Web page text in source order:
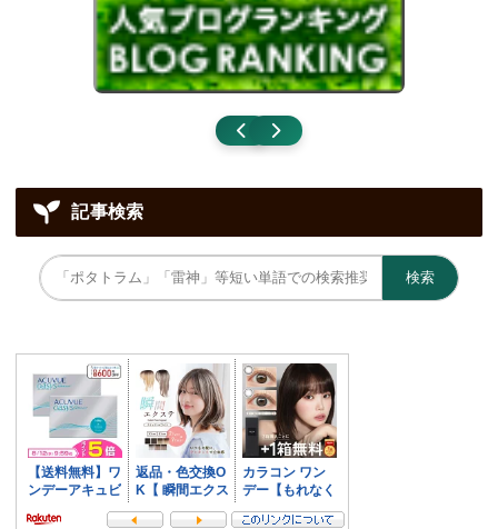
記事検索
検索